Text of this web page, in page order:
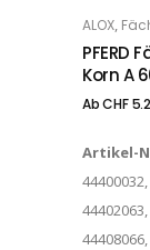
ALOX,
PFERD
Korn A
AbCHF
Artikel-